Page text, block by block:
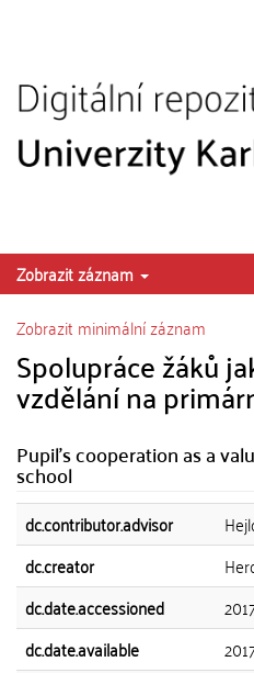
Zobrazit záznam
Zobrazit minimální záznam
Spolupráce žáků
vzdělání na
Pupil's cooperation as a
school
dc.contributor.advisor
dc.creator
dc.date.accessioned
dc.date.available